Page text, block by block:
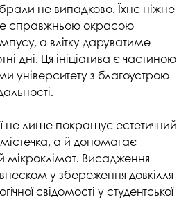
не випадково. Їхнє ніжне
справжньою окрасою
а влітку даруватиме
дні. Ця ініціатива є частиною
університету з благоустрою
не лише покращує естетичний
містечка, а й допомагає
мікроклімат. Висадження
у збереження довкілля
свідомості у студентської